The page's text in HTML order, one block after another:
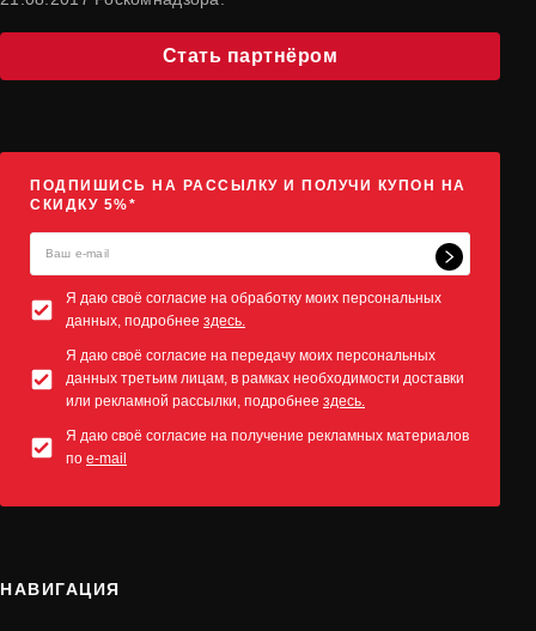
Стать партнёром
ПОДПИШИСЬ НА РАССЫЛКУ И ПОЛУЧИ КУПОН НА
СКИДКУ 5%*
Я даю своё согласие на обработку моих персональных
данных, подробнее здесь.
Я даю своё согласие на передачу моих персональных
данных третьим лицам, в рамках необходимости доставки
или рекламной рассылки, подробнее здесь.
Я даю своё согласие на получение рекламных материалов
по e-mail
НАВИГАЦИЯ